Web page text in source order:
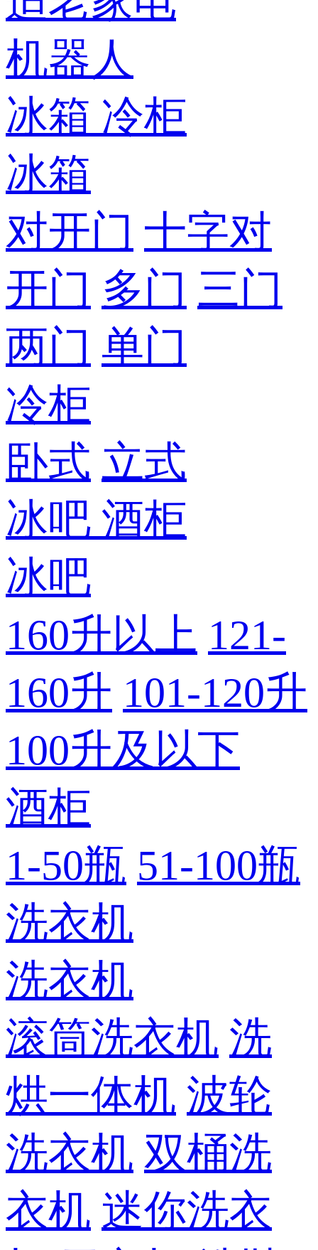
机器人
冰箱 冷柜
冰箱
对开门 十字对
开门 多门 三门
两门 单门
冷柜
卧式 立式
冰吧 酒柜
冰吧
160升以上 121-
160升 101-120升
100升及以下
酒柜
1-50瓶 51-100瓶
洗衣机
洗衣机
滚筒洗衣机 洗
烘一体机 波轮
洗衣机 双桶洗
衣机 迷你洗衣